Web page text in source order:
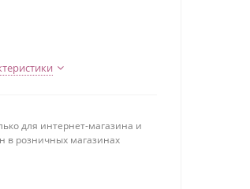
для интернет-магазина и
в розничных магазинах